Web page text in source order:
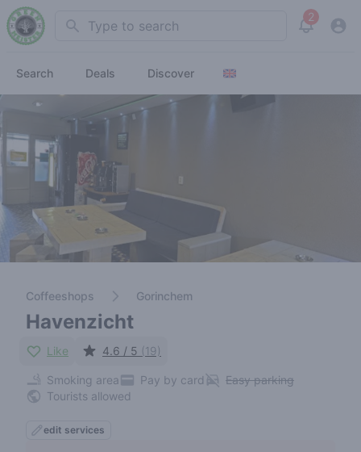
Search 2
View
Search Deals Discover
Coffeeshops Gorinchem
Havenzicht
Like 4.6 / 5 (19)
Smoking area Pay by card
Easy parking
Tourists allowed
edit services